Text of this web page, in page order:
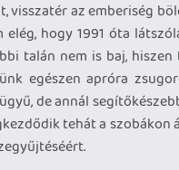
visszatér az emberiség
elég, hogy 1991 óta
talán nem is baj,
egészen apróra
de annál
tehát a